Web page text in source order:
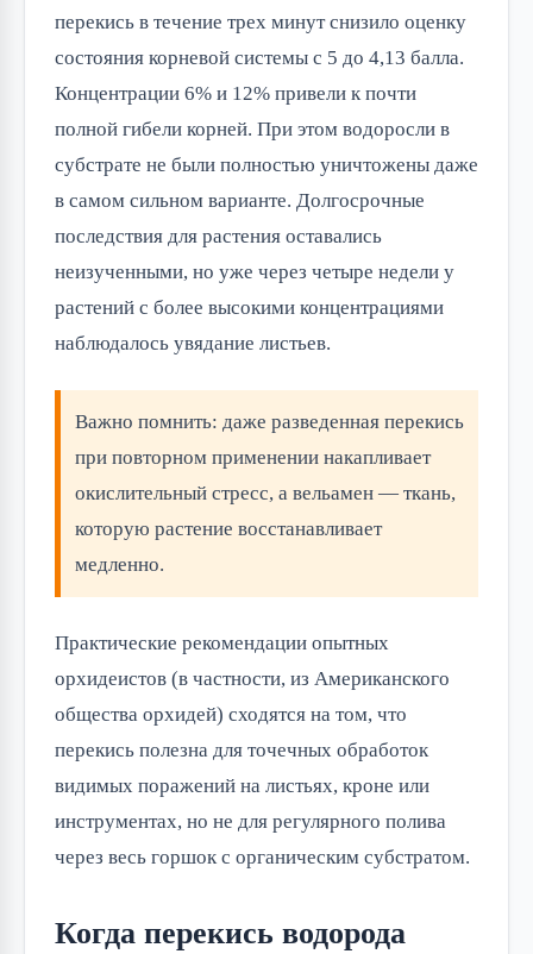
перекись в течение трех минут снизило оценку
состояния корневой системы с 5 до 4,13 балла.
Концентрации 6% и 12% привели к почти
полной гибели корней. При этом водоросли в
субстрате не были полностью уничтожены даже
в самом сильном варианте. Долгосрочные
последствия для растения оставались
неизученными, но уже через четыре недели у
растений с более высокими концентрациями
наблюдалось увядание листьев.
Важно помнить: даже разведенная перекись
при повторном применении накапливает
окислительный стресс, а вельамен — ткань,
которую растение восстанавливает
медленно.
Практические рекомендации опытных
орхидеистов (в частности, из Американского
общества орхидей) сходятся на том, что
перекись полезна для точечных обработок
видимых поражений на листьях, кроне или
инструментах, но не для регулярного полива
через весь горшок с органическим субстратом.
Когда перекись водорода